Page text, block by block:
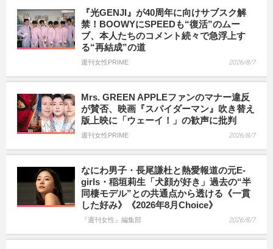
『光GENJI』が40周年に向けサブスク解
禁！BOOWYにSPEEDも“復活”のムー
ブ、本人たちのコメント続々で急浮上す
る“再結成”の道
週刊女性PRIME 2026/8/7
Mrs. GREEN APPLEファンのマナー違反
が賛否、映画『スパイダーマン』吹き替え
版上映に「ウェーイ！」の歓声に批判
週刊女性PRIME 2026/8/7
なにわ男子・長尾謙杜と熱愛報道の元E-
girls・稲垣莉生「犬顔が好き」過去の“半
同棲モデル”との共通点から透ける《一貫
した好み》《2026年8月Choice》
『週刊女性』編集部 2026/8/7